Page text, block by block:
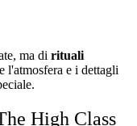
ma di rituali
l'atmosfera e i dettagli
High Class